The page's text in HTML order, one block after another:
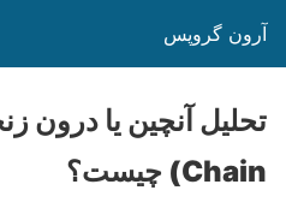
آرون گروپس
Chain) چیست؟